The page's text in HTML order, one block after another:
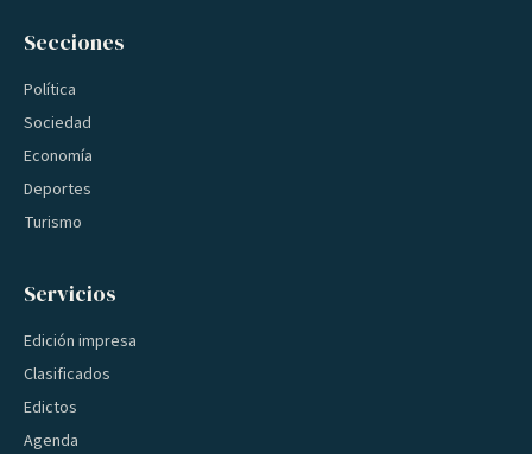
Secciones
Política
Sociedad
Economía
Deportes
Turismo
Servicios
Edición impresa
Clasificados
Edictos
Agenda